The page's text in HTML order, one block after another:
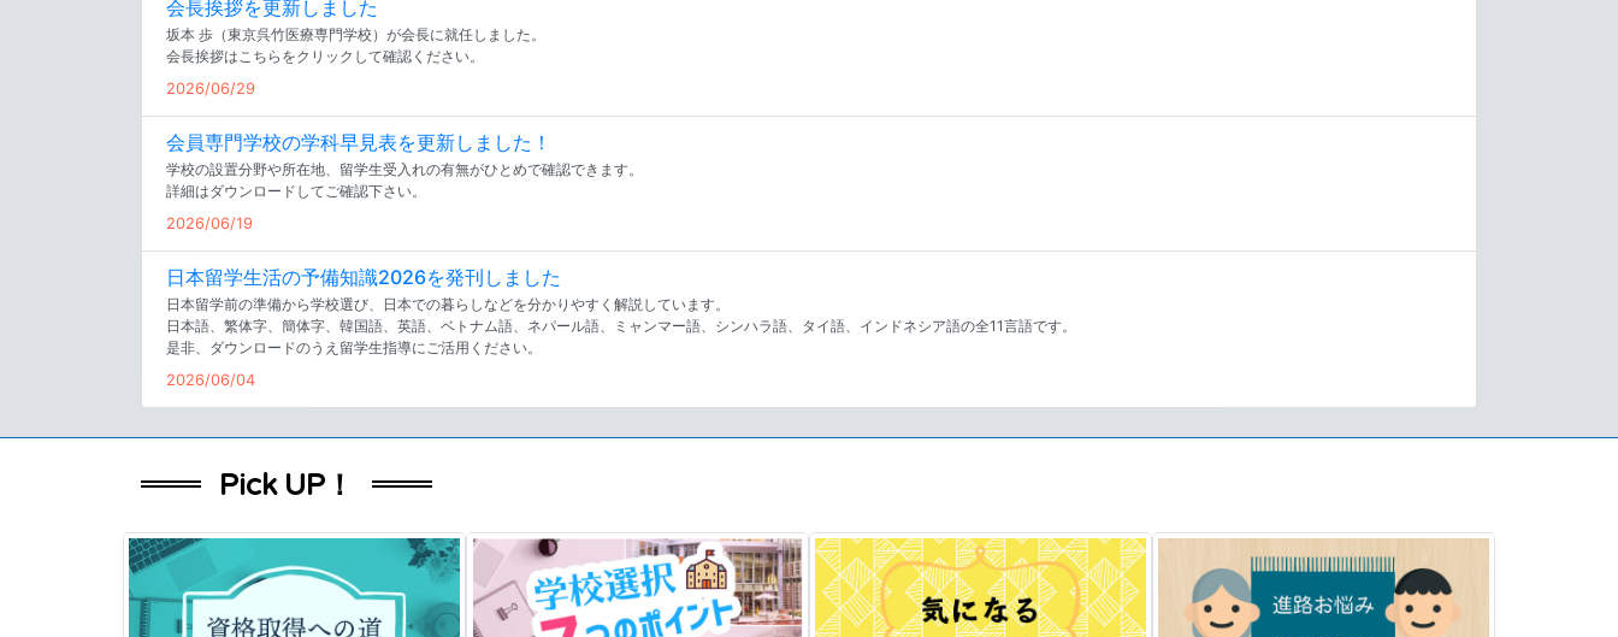
会長挨拶を更新しました
坂本 歩（東京呉竹医療専門学校）が会長に就任しました。
会長挨拶はこちらをクリックして確認ください。
2026/06/29
会員専門学校の学科早見表を更新しました！
学校の設置分野や所在地、留学生受入れの有無がひとめで確認できます。
詳細はダウンロードしてご確認下さい。
2026/06/19
日本留学生活の予備知識2026を発刊しました
日本留学前の準備から学校選び、日本での暮らしなどを分かりやすく解説しています。
日本語、繁体字、簡体字、韓国語、英語、ベトナム語、ネパール語、ミャンマー語、シンハラ語、タイ語、インドネシア語の全11言語です。
是非、ダウンロードのうえ留学生指導にご活用ください。
2026/06/04
Pick UP！